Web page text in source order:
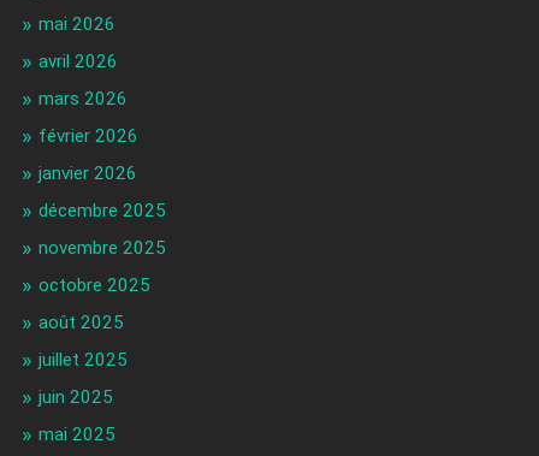
mai 2026
avril 2026
mars 2026
février 2026
janvier 2026
décembre 2025
novembre 2025
octobre 2025
août 2025
juillet 2025
juin 2025
mai 2025